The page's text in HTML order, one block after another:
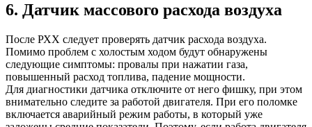
6. Датчик массового расхода воздуха
После РХХ следует проверять датчик расхода воздуха.
Помимо проблем с холостым ходом будут обнаружены
следующие симптомы: провалы при нажатии газа,
повышенный расход топлива, падение мощности.
Для диагностики датчика отключите от него фишку, при этом
внимательно следите за работой двигателя. При его поломке
включается аварийный режим работы, в который уже